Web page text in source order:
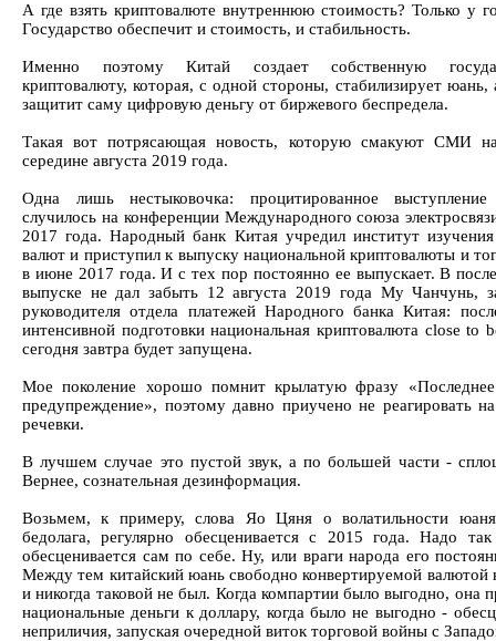
А где взять криптовалюте внутреннюю стоимость? Только у
Государство обеспечит и стоимость, и стабильность.
Именно поэтому Китай создает собственную
криптовалюту, которая, с одной стороны, стабилизирует юань,
защитит саму цифровую деньгу от биржевого беспредела.
Такая вот потрясающая новость, которую смакуют СМИ
середине августа 2019 года.
Одна лишь нестыковочка: процитированное
случилось на конференции Международного союза
2017 года. Народный банк Китая учредил институт
валют и приступил к выпуску национальной криптовалюты и
в июне 2017 года. И с тех пор постоянно ее выпускает. В
выпуске не дал забыть 12 августа 2019 года Му Чанчунь,
руководителя отдела платежей Народного банка Китая:
интенсивной подготовки национальная криптовалюта close to
сегодня завтра будет запущена.
Мое поколение хорошо помнит крылатую фразу «Последнее
предупреждение», поэтому давно приучено не реагировать
речевки.
В лучшем случае это пустой звук, а по большей части -
Вернее, сознательная дезинформация.
Возьмем, к примеру, слова Яо Цяня о волатильности
бедолага, регулярно обесценивается с 2015 года. Надо
обесценивается сам по себе. Ну, или враги народа его
Между тем китайский юань свободно конвертируемой валютой
и никогда таковой не был. Когда компартии было выгодно, она
национальные деньги к доллару, когда было не выгодно -
неприличия, запуская очередной виток торговой войны с